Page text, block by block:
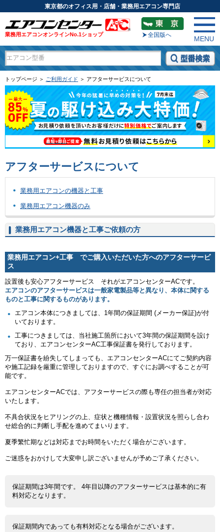
東京都のオフィス用・店舗・業務用エアコン専門店
業務用エアコンオンラインNo.1ショップ 全国版へ
MENU
トップページ ＞ ご利用ガイド ＞ アフターサービスについて
アフターサービスについて
業務用エアコンの機器と工事
業務用エアコン機器のみ
業務用エアコン機器と工事ご依頼の方
業務用エアコン+工事 でご購入いただいた方へのアフターサービ
ス
設置後も安心アフターサービス それがエアコンセンターACです。
エアコンのアフターサービスは一般家電製品等と異なり、本体に関する
ものと工事に関するものがあります。
エアコン本体につきましては、1年間の保証期間 (メーカー保証)が付
いております。
工事につきましては、当社施工箇所において3年間の保証期間を設け
ており、エアコンセンターAC工事保証書を発行しております。
万一保証書を紛失してしまっても、エアコンセンターACにてご契約内容
や施工記録を厳重に管理しておりますので、すぐにお調べすることが可
能です。
エアコンセンターACでは、アフターサービスの際も専任の担当者が対応
いたします。
不具合状況をヒアリングの上、症状と機種情報・設置状況を照らし合わ
せ総合的に判断し手配を進めてまいります。
夏季繁忙期などは対応までお時間をいただく場合がございます。
ご迷惑をおかけして大変申し訳ございませんが予めご了承ください。
保証期間は3年間です。 4年目以降のアフターサービスは基本的に有
料対応となります。
保証期間内であっても有料対応となる場合がございます。